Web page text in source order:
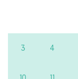
3 4